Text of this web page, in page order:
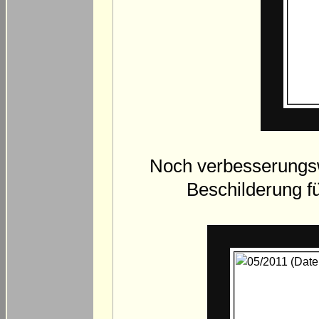
Noch
Beschilderung